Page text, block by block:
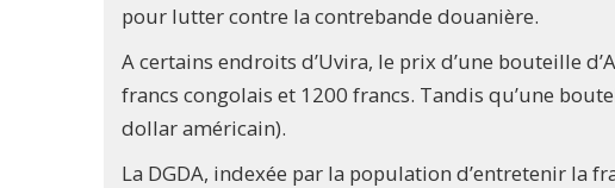
pour lutter contre la contrebande douanière.
A certains endroits d’Uvira, le prix d’une bouteille
francs congolais et 1200 francs. Tandis qu’une
dollar américain).
La DGDA, indexée par la population d’entretenir la